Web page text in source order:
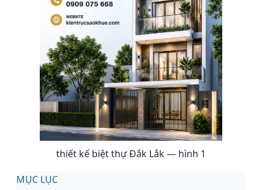
thiết kế biệt thự Đắk Lắk — hình 1
MỤC LỤC